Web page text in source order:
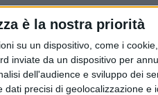
è la nostra priorità
su un dispositivo, come i
inviate da un dispositivo per
dell'audience e sviluppo dei
precisi di geolocalizzazione e